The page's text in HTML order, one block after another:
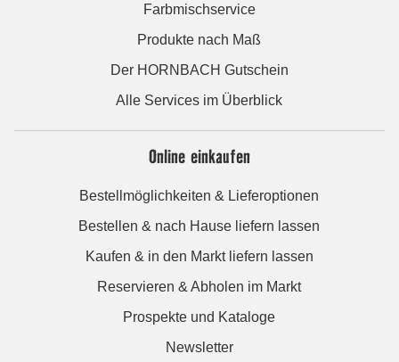
Farbmischservice
Produkte nach Maß
Der HORNBACH Gutschein
Alle Services im Überblick
Online einkaufen
Bestellmöglichkeiten & Lieferoptionen
Bestellen & nach Hause liefern lassen
Kaufen & in den Markt liefern lassen
Reservieren & Abholen im Markt
Prospekte und Kataloge
Newsletter